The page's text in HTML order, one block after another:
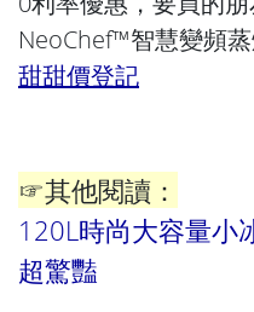
NeoChef™智慧變頻
甜甜價登記
☞其他閱讀：
120L時尚大容量小
超驚豔